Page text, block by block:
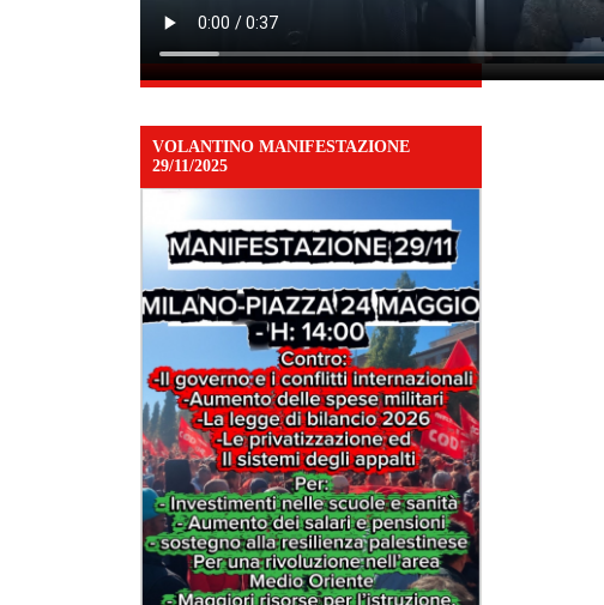
VOLANTINO MANIFESTAZIONE
29/11/2025